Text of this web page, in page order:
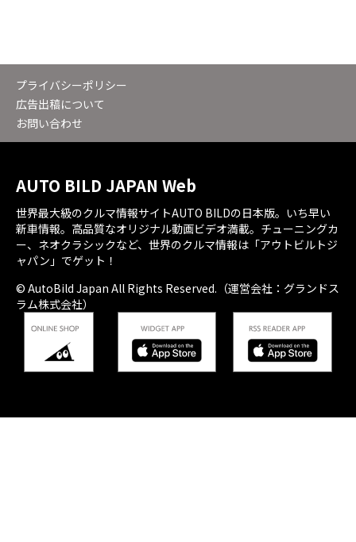
プライバシーポリシー
広告出稿について
お問い合わせ
AUTO BILD JAPAN Web
世界最大級のクルマ情報サイトAUTO BILDの日本版。いち早い
新車情報。高品質なオリジナル動画ビデオ満載。チューニングカ
ー、ネオクラシックなど、世界のクルマ情報は「アウトビルトジ
ャパン」でゲット！
© AutoBild Japan All Rights Reserved.（運営会社：グランドス
ラム株式会社）